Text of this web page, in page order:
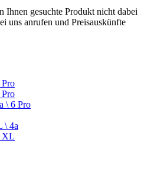
Ihnen gesuchte Produkt nicht dabei
uns anrufen und Preisauskünfte
\ 6 Pro
\ 4a
XL